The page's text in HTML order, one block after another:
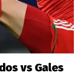
vs Gales